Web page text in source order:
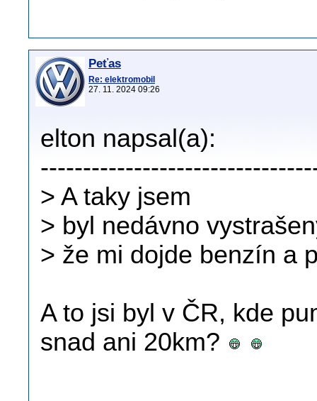
Peťas
Re: elektromobil
27. 11. 2024 09:26
elton napsal(a):
> A taky jsem
> byl nedávno
> že mi dojde benzín a
A to jsi byl v ČR, kde
snad ani 20km?